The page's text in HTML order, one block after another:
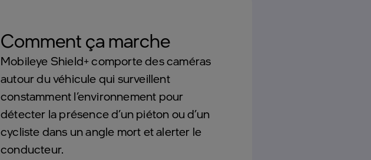
Comment ça marche
Mobileye Shield+ comporte des caméras
autour du véhicule qui surveillent
constamment l’environnement pour
détecter la présence d’un piéton ou d’un
cycliste dans un angle mort et alerter le
conducteur.